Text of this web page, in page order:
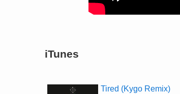
iTunes
Tired (Kygo Remix)